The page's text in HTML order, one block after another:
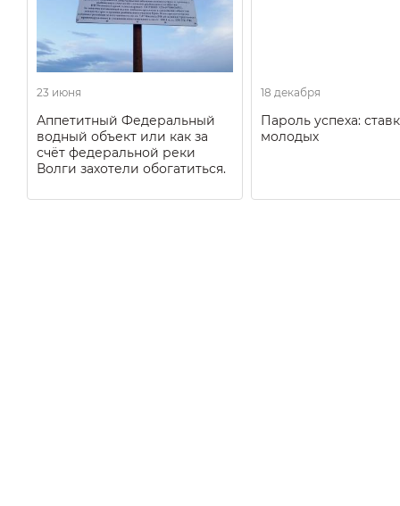
23 июня
Аппетитный Федеральный
водный объект или как за
счёт федеральной реки
Волги захотели обогатиться.
18 декабря
Пароль успеха:
молодых